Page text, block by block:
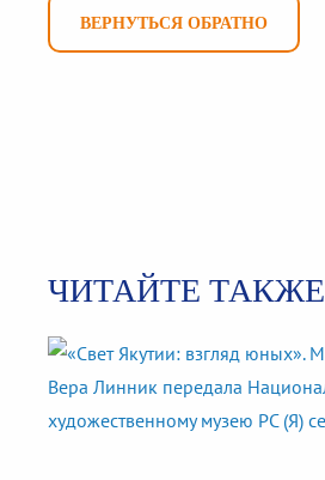
ВЕРНУТЬСЯ ОБРАТНО
ЧИТАЙТЕ ТАКЖЕ